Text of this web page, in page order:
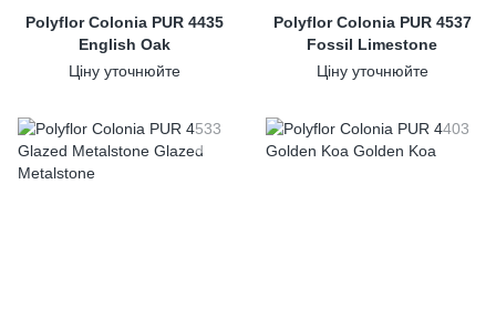
Polyflor Colonia PUR 4435
English Oak
Ціну уточнюйте
Polyflor Colonia PUR 4537
Fossil Limestone
Ціну уточнюйте